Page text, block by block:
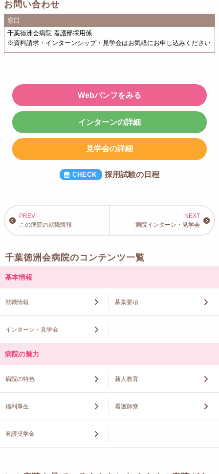
【中部】
加茂暁星高等学校、国際メディカル専門学校、静岡県立東部看護専門学
校、山梨大学、名古屋市医師会看護専門学校、人間環境大学
【近畿】
日星高等学校、大阪大学、大阪赤十字看護専門学校
【四国】
愛媛大学、四万十看護専門学校、河原医療大学校
【九州・沖縄】
純真学園大学、福岡県施設病院協会専門学校、近畿大学附属福岡高等学
校、精華女子高等学校、福岡医健スポーツ専門学校、島原市医師会看護
学校、熊本保健科学大学、上天草看護専門学校、城北高等学校、熊本駅
属医療専門学校、鹿児島医療福祉専門学校、神村学園、ぐしかわ看護専
お問い合わせ
窓口
千葉徳洲会病院 看護部採用係
※資料請求・インターンシップ・見学会はお気軽にお申し込みください
Webパンフをみる
インターンの詳細
見学会の詳細
採用試験の日程
この病院の就職情報 病院インターン・見学会
千葉徳洲会病院のコンテンツ一覧
基本情報
就職情報 募集要項
インターン・見学会
病院の魅力
病院の特色 新人教育
福利厚生 看護師寮
看護奨学金